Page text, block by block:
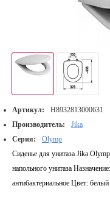
Артикул:
H8932813000631
Производитель:
Jika
Серия:
Olymp
Сиденье для унитаза Jika
напольного унитаза
антибактериальное Цвет:
Микролифт: без микролифта